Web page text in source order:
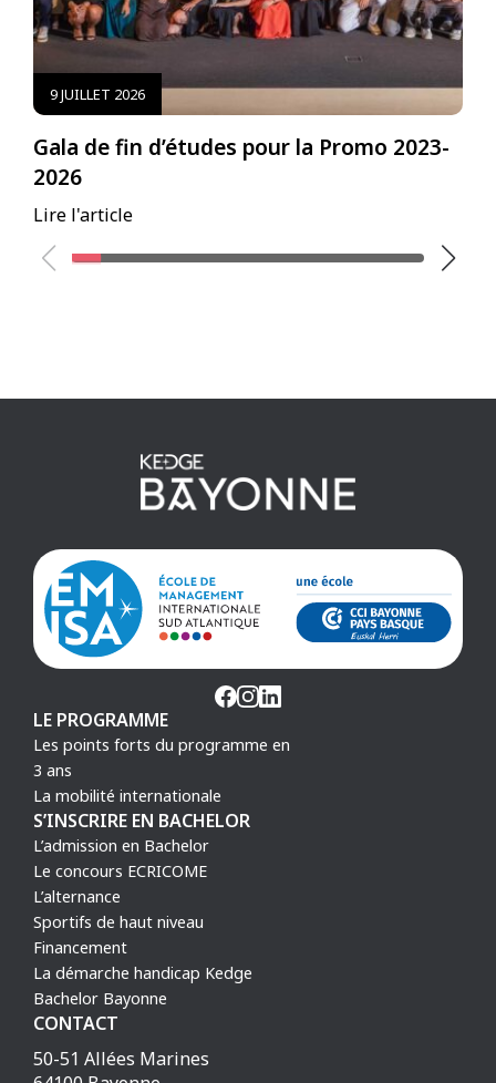
9 JUILLET 2026
Gala de fin d’études pour la Promo 2023-
2026
Lire l'article
LE PROGRAMME
Les points forts du programme en
3 ans
La mobilité internationale
S’INSCRIRE EN BACHELOR
L’admission en Bachelor
Le concours ECRICOME
L’alternance
Sportifs de haut niveau
Financement
La démarche handicap Kedge
Bachelor Bayonne
CONTACT
50-51 Allées Marines